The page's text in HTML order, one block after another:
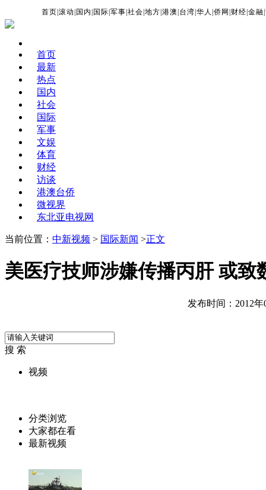
首页 |滚动 国内 国际 |军事 |社会 |地方 |港澳 台湾 |华人 |侨网 财经 |金融 |
首页
最新
热点
国内
社会
国际
军事
文娱
体育
财经
访谈
港澳台侨
微视界
东北亚电视网
当前位置： 中新视频 > 国际新闻 >正文
美医疗技师涉嫌传播丙肝 或致
发布时间：2012年
搜 索
视频
分类浏览
大家都在看
最新视频